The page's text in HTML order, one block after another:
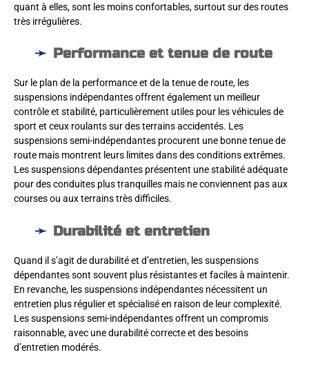
quant à elles, sont les moins confortables, surtout sur des routes
très irrégulières.
Performance et tenue de route
Sur le plan de la performance et de la tenue de route, les
suspensions indépendantes offrent également un meilleur
contrôle et stabilité, particulièrement utiles pour les véhicules de
sport et ceux roulants sur des terrains accidentés. Les
suspensions semi-indépendantes procurent une bonne tenue de
route mais montrent leurs limites dans des conditions extrêmes.
Les suspensions dépendantes présentent une stabilité adéquate
pour des conduites plus tranquilles mais ne conviennent pas aux
courses ou aux terrains très difficiles.
Durabilité et entretien
Quand il s’agit de durabilité et d’entretien, les suspensions
dépendantes sont souvent plus résistantes et faciles à maintenir.
En revanche, les suspensions indépendantes nécessitent un
entretien plus régulier et spécialisé en raison de leur complexité.
Les suspensions semi-indépendantes offrent un compromis
raisonnable, avec une durabilité correcte et des besoins
d’entretien modérés.